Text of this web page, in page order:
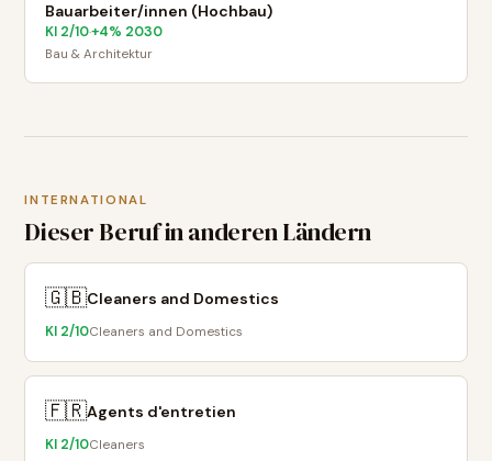
Bauarbeiter/innen (Hochbau)
KI 2/10·+4% 2030
Bau & Architektur
INTERNATIONAL
Dieser Beruf in anderen Ländern
🇬🇧Cleaners and Domestics
KI 2/10Cleaners and Domestics
🇫🇷Agents d'entretien
KI 2/10Cleaners